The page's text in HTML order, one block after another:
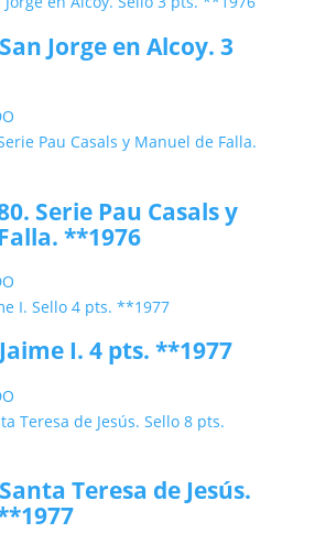
Jorge en Alcoy. 3
Serie Pau Casals y
**1976
I. 4 pts. **1977
Teresa de Jesús.